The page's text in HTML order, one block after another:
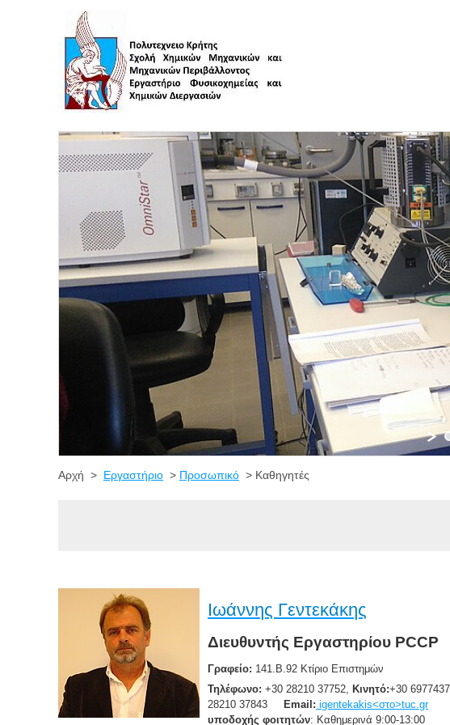
Αρχή > Εργαστήριο > Προσωπικό > Καθηγητές
Ιωάννης Γεντεκάκης
Διευθυντής Εργαστηρίου PCCP
Γραφείο: 141.Β.92 Κτίριο
Τηλέφωνο: +30 28210 37752, Κινητό:+30
28210 37843 Email: igentekakis<στο>tuc.gr
υποδοχής φοιτητών: Καθημερινά 9:00-13:00